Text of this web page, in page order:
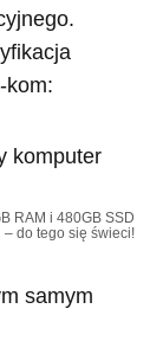
kom:
RAM i 480GB SSD
– do tego się świeci!
samym